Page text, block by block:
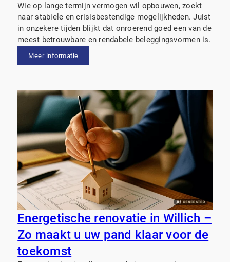
Wie op lange termijn vermogen wil opbouwen, zoekt
naar stabiele en crisisbestendige mogelijkheden. Juist
in onzekere tijden blijkt dat onroerend goed een van de
meest betrouwbare en rendabele beleggingsvormen is.
Meer informatie
Energetische renovatie in Willich –
Zo maakt u uw pand klaar voor de
toekomst